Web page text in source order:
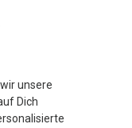
unsere
Dich